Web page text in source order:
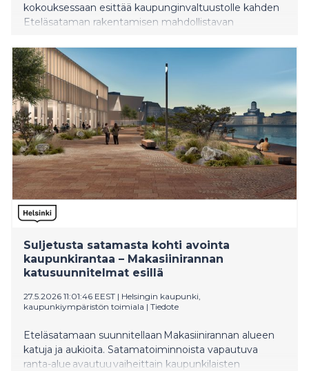
kokouksessaan esittää kaupunginvaltuustolle kahden
Eteläsataman rakentamisen mahdollistavan
designmuseon sekä Makasiinirannan ja Olympiarannan
kaavaratkaisut vapauttavat uutta ranta-aluetta
kaupunkilaisten käyttöön.
Suljetusta satamasta kohti avointa
kaupunkirantaa – Makasiinirannan
katusuunnitelmat esillä
27.5.2026 11:01:46 EEST | Helsingin kaupunki,
kaupunkiympäristön toimiala | Tiedote
Eteläsatamaan suunnitellaan Makasiinirannan alueen
katuja ja aukioita. Satamatoiminnoista vapautuva
ranta-alue avautuu vaiheittain kaupunkilaisten